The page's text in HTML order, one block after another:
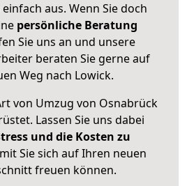
aus. Wenn Sie doch
persönliche Beratung
Sie uns an und unsere
beraten Sie gerne auf
Weg nach Lowick.
von Umzug von Osnabrück
Lassen Sie uns dabei
und die Kosten zu
Sie sich auf Ihren neuen
freuen können.